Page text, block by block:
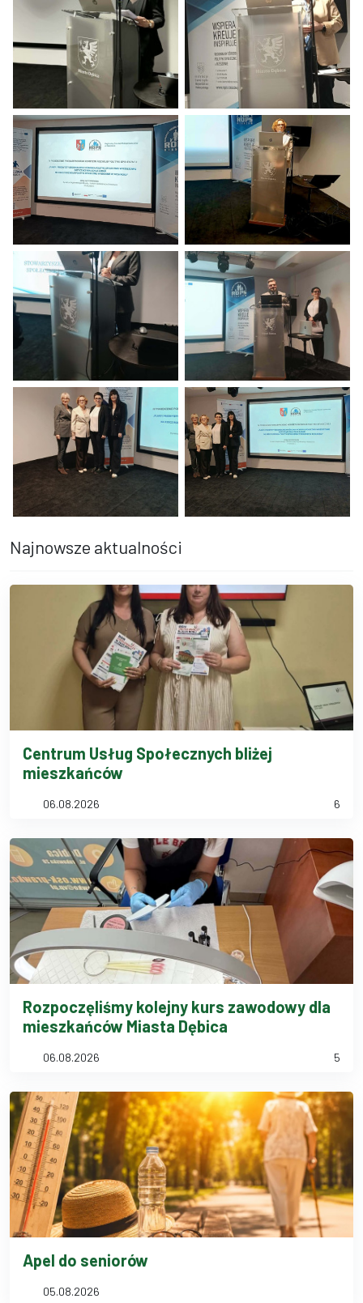
Kobieta w czarnym stroju wygłasza przemówienie, stojąc za
Kobieta w jasnej marynarce
Ekran wyświetla prezentację z IV PosiedzeniaKobieta wygłasza prezentację,
Kobieta w ciemnym żakiecie przemawia zza mównicy z
Mężczyzna przemawia zza
Najnowsze aktualności
Centrum Usług Społecznych bliżej
mieszkańców
06.08.2026 6
Rozpoczęliśmy kolejny kurs zawodowy dla
mieszkańców Miasta Dębica
06.08.2026 5
Apel do seniorów
05.08.2026